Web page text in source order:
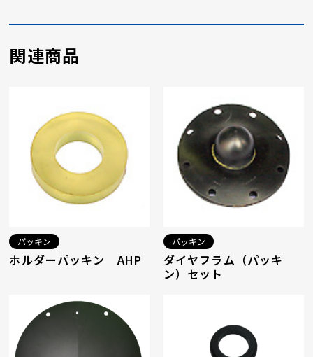
関連商品
パッキン
ホルダーパッキン AHP
パッキン
ダイヤフラム（パッキ
ン）セット